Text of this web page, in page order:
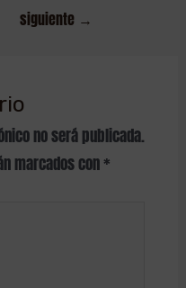
siguiente →
no será publicada.
marcados con*